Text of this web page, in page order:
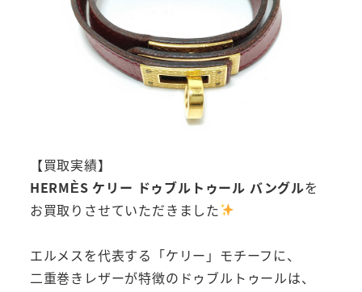
【買取実績】
HERMÈS ケリー ドゥブルトゥール バングルを
お買取りさせていただきました
エルメスを代表する「ケリー」モチーフに、
二重巻きレザーが特徴のドゥブルトゥールは、